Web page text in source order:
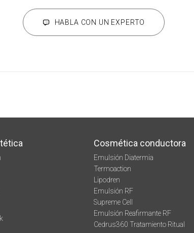
HABLA CON UN EXPERTO
Cosmética conductora
Emulsión Diatermia
Termoaction
Lipodren
Emulsión RF
Supreme Cell
Emulsión Reafirmante RF
Cedrus360 Tratamiento Ritual